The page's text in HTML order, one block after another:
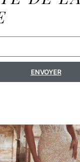
ENVOYER